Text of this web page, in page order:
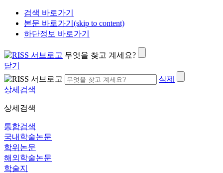
검색 바로가기
본문 바로가기(skip to content)
하단정보 바로가기
무엇을 찾고 계세요?
닫기
삭제
상세검색
상세검색
통합검색
국내학술논문
학위논문
해외학술논문
학술지